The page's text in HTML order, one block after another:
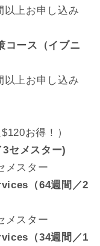
上お申し込み
コース（イブニ
上お申し込み
お得！）
セメスター)
メスター
（64週間／2
メスター
（34週間／1